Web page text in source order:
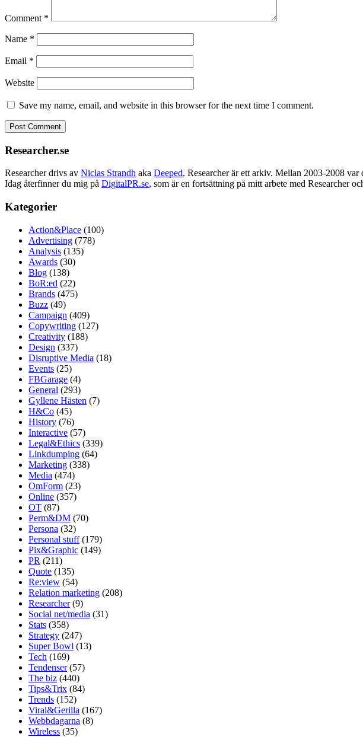
Comment *
Name *
Email *
Website
Save my name, email, and website in this browser for the next time I comment.
Researcher.se
Researcher drivs av Niclas Strandh aka Deeped. Researcher är ett arkiv. Mellan 2003-2008
Idag återfinner du mig på DigitalPR.se, som är en fortsättning på mitt arbete med Researcher
Kategorier
Action&Place (100)
Advertising (778)
Analysis (135)
Awards (30)
Blog (138)
BoR:ed (22)
Brands (475)
Buzz (49)
Campaign (409)
Copywriting (127)
Creativity (188)
Design (337)
Disruptive Media (18)
Events (25)
FBGarage (4)
General (293)
Gyllene Hästen (7)
H&Co (45)
History (76)
Interactive (57)
Legal&Ethics (339)
Linkdumping (64)
Marketing (338)
Media (474)
OmForm (23)
Online (357)
OT (87)
Perm&DM (70)
Persona (32)
Personal stuff(179)
Pix&Graphic (149)
PR (211)
Quote (135)
Re:view (54)
Relation marketing (208)
Researcher(9)
Social net/media (31)
Stats (358)
Strategy (247)
Super Bowl (13)
Tech (169)
Tendenser(57)
The biz (440)
Tips&Trix (84)
Trends (152)
Viral&Gerilla (167)
Webbdagarna (8)
Wireless (35)